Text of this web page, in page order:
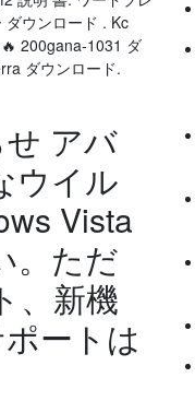
ダウンロード . Kc
200gana-1031 ダ
ダウンロード.
アバ
ウイル
Vista
。ただ
、新機
ートは